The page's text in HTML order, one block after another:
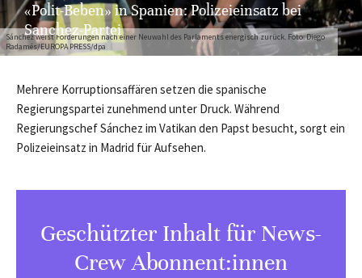
Sánchez weist Forderungen nach einer Neuwahl des Parlaments energisch zurück. Foto: Diego
Radamés/EUROPA PRESS/dpa
«Polit-Beben» in Spanien: Polizeieinsatz bei
Sanchez-Partei
Mehrere Korruptionsaffären setzen die spanische
Regierungspartei zunehmend unter Druck. Während
Regierungschef Sánchez im Vatikan den Papst besucht, sorgt ein
Polizeieinsatz in Madrid für Aufsehen.
Geschützter Inhalt für News-
Crew Abonnent:innen